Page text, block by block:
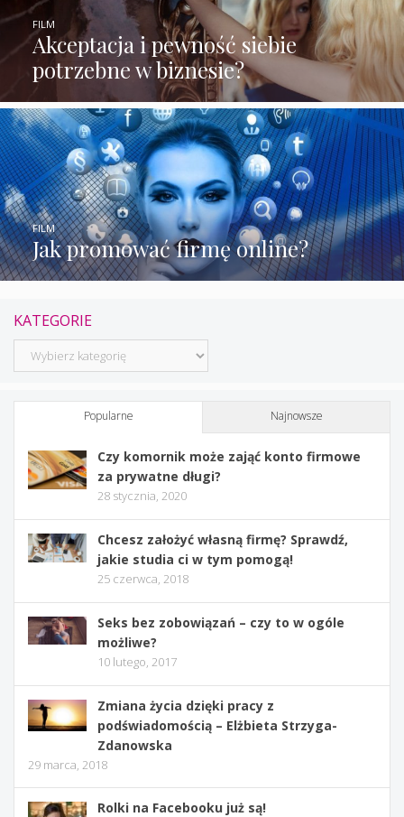
Akceptacja i pewność siebie
potrzebne w biznesie?
FILM
Jak promować firmę online?
FILM
KATEGORIE
Kategorie
Popularne Najnowsze
Czy komornik może zająć konto firmowe
za prywatne długi?
28 stycznia, 2020
Chcesz założyć własną firmę? Sprawdź,
jakie studia ci w tym pomogą!
25 czerwca, 2018
Seks bez zobowiązań – czy to w ogóle
możliwe?
10 lutego, 2017
Zmiana życia dzięki pracy z
podświadomością – Elżbieta Strzyga-
Zdanowska
29 marca, 2018
Rolki na Facebooku już są!